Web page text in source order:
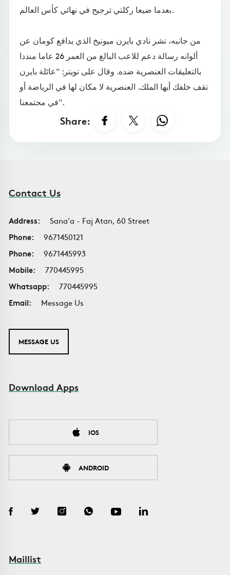
بعدما ضيعا ركلتي ترجيح في نهائي كأس العالم.
من جانبه، نشر نادي بايرن ميونيخ الذي يدافع كومان عن
ألوانه رسالة دعم للاعب البالغ من العمر 26 عاما منددا
بالتعليقات العنصرية ضده. وقال على تويتر: "عائلة بايرن
تقف خلفك أيها الملك. العنصرية لا مكان لها في الرياضة أو
في مجتمعنا".
Share:
Contact Us
Address:
Sana'a - Faj Atan, 60 Street
Phone:
9671450121
Phone:
9671445993
Mobile:
770445995
Whatsapp:
770445995
Email:
Message Us
MESSAGE US
Download Apps
IOS
ANDROID
Maillist